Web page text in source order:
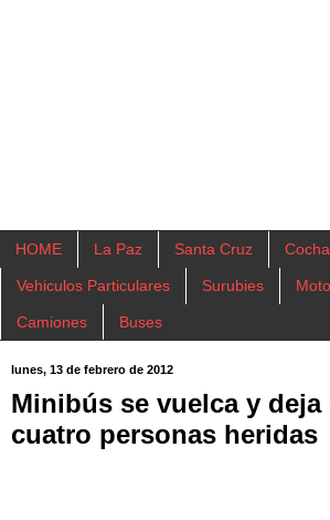
HOME La Paz Santa Cruz
Vehiculos Particulares Surubies
Camiones Buses
lunes, 13 de febrero de 2012
Minibús se vuelca y
cuatro personas heridas